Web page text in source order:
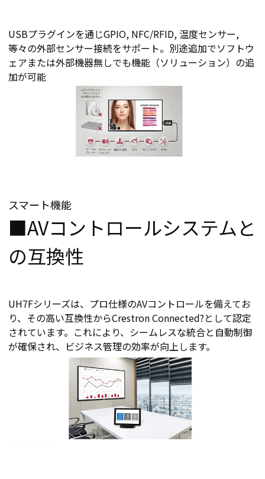
USBプラグインを通じGPIO, NFC/RFID, 温度センサー,
等々の外部センサー接続をサポート。別途追加でソフトウ
ェアまたは外部機器無しでも機能（ソリューション）の追
加が可能
スマート機能
■AVコントロールシステムと
の互換性
UH7Fシリーズは、プロ仕様のAVコントロールを備えてお
り、その高い互換性からCrestron Connected?として認定
されています。これにより、シームレスな統合と自動制御
が確保され、ビジネス管理の効率が向上します。